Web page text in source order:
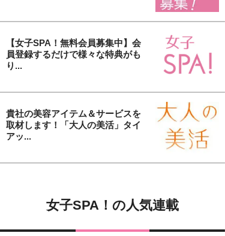
【女子SPA！無料会員募集中】会
員登録するだけで様々な特典がも
り...
貴社の美容アイテム＆サービスを
取材します！「大人の美活」タイ
アッ...
女子SPA！の人気連載